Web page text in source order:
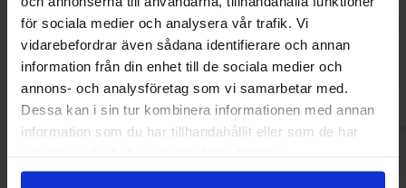
för sociala medier och analysera vår trafik. Vi
vidarebefordrar även sådana identifierare och annan
information från din enhet till de sociala medier och
annons- och analysföretag som vi samarbetar med.
Dessa kan i sin tur kombinera informationen med annan
information som du har tillhandahållit eller som de har
16.90 kr
Køb